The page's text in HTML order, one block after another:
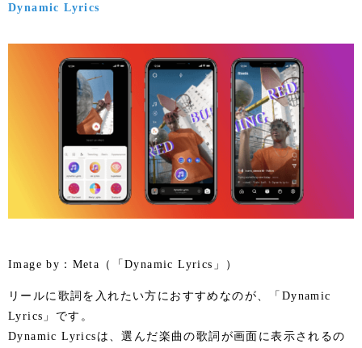
Dynamic Lyrics
Image by：Meta（「Dynamic Lyrics」）
リールに歌詞を入れたい方におすすめなのが、「Dynamic
Lyrics」です。
Dynamic Lyricsは、選んだ楽曲の歌詞が画面に表示されるの